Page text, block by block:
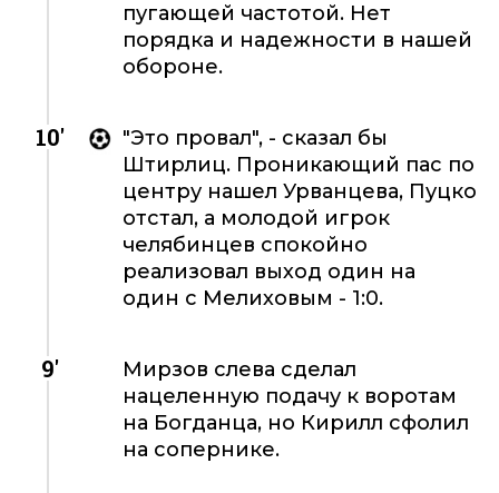
пугающей частотой. Нет
порядка и надежности в нашей
обороне.
10'
"Это провал", - сказал бы
Штирлиц. Проникающий пас по
центру нашел Урванцева, Пуцко
отстал, а молодой игрок
челябинцев спокойно
реализовал выход один на
один с Мелиховым - 1:0.
9'
Мирзов слева сделал
нацеленную подачу к воротам
на Богданца, но Кирилл сфолил
на сопернике.